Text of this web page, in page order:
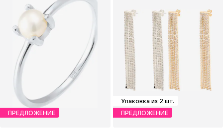
ПРЕДЛОЖЕНИЕ
Упаковка из 2 шт.
ПРЕДЛОЖЕНИЕ